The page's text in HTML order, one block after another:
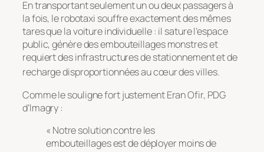
En transportant seulement un ou deux passagers à
la fois, le robotaxi souffre exactement des mêmes
tares que la voiture individuelle : il sature l’espace
public, génère des embouteillages monstres et
requiert des infrastructures de stationnement et de
recharge disproportionnées au cœur des villes.
Comme le souligne fort justement Eran Ofir, PDG
d’Imagry :
« Notre solution contre les
embouteillages est de déployer moins de